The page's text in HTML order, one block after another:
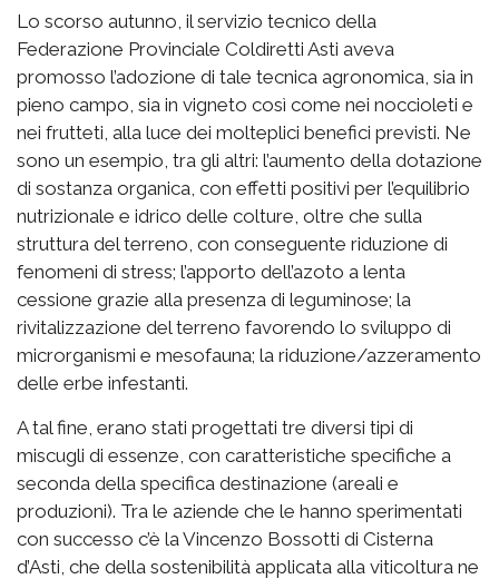
Lo scorso autunno, il servizio tecnico della
Federazione Provinciale Coldiretti Asti aveva
promosso l’adozione di tale tecnica agronomica, sia in
pieno campo, sia in vigneto così come nei noccioleti e
nei frutteti, alla luce dei molteplici benefici previsti. Ne
sono un esempio, tra gli altri: l’aumento della dotazione
di sostanza organica, con effetti positivi per l’equilibrio
nutrizionale e idrico delle colture, oltre che sulla
struttura del terreno, con conseguente riduzione di
fenomeni di stress; l’apporto dell’azoto a lenta
cessione grazie alla presenza di leguminose; la
rivitalizzazione del terreno favorendo lo sviluppo di
microrganismi e mesofauna; la riduzione/azzeramento
delle erbe infestanti.
A tal fine, erano stati progettati tre diversi tipi di
miscugli di essenze, con caratteristiche specifiche a
seconda della specifica destinazione (areali e
produzioni). Tra le aziende che le hanno sperimentati
con successo c’è la Vincenzo Bossotti di Cisterna
d’Asti, che della sostenibilità applicata alla viticoltura ne